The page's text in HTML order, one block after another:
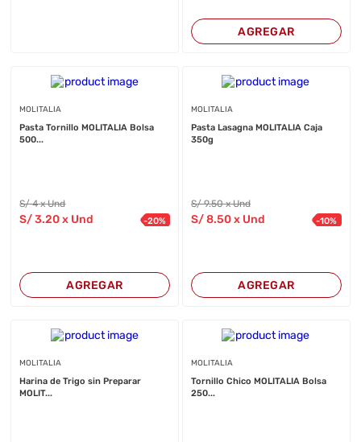
AGREGAR
MOLITALIA
Pasta Tornillo MOLITALIA Bolsa
500...
S/4 x Und
S/3.20 x Und -20%
AGREGAR
MOLITALIA
Pasta Lasagna MOLITALIA Caja
350g
S/9.50 x Und
S/8.50x Und -10%
AGREGAR
MOLITALIA
Harina de Trigo sin Preparar
MOLIT...
MOLITALIA
Tornillo Chico MOLITALIA Bolsa
250...